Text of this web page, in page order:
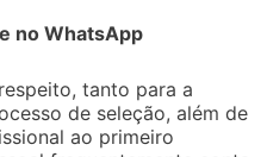
no WhatsApp
tanto para a
de seleção, além de
ao primeiro